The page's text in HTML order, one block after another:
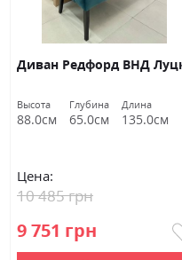
Диван Редфорд ВНД
Высота
88.0см
Глубина
65.0см
Длина
135.0см
Цена:
9 751 грн
10 485 грн